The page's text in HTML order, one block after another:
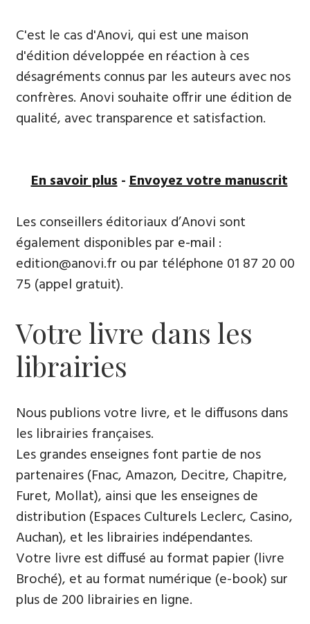
C'est le cas d'Anovi, qui est une maison
d'édition développée en réaction à ces
désagréments connus par les auteurs avec nos
confrères. Anovi souhaite offrir une édition de
qualité, avec transparence et satisfaction.
En savoir plus-Envoyez votre manuscrit
Les conseillers éditoriaux d’Anovi sont
également disponibles par e-mail :
edition@anovi.fr ou par téléphone ​​0​1 87 20 00
75 (appel gratuit).
Votre livre dans les
librairies
Nous publions votre livre, et le diffusons dans
les librairies françaises​.
Les grandes enseignes font partie de nos
partenaires (Fnac, Amazon, Decitre, Chapitre,
Furet, Mollat), ainsi que les enseignes de
distribution (Espaces Culturels Leclerc, Casino,
Auchan), et les librairies indépendantes.
Votre livre est diffusé au format papier (livre
Broché), et au format numérique (e-book) sur
plus de 200 librairies en ligne.